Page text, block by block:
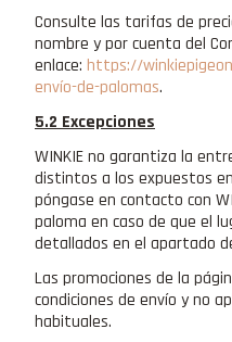
Consulte las tarifas de
nombre y por cuenta del
enlace: https://
envío-de-palomas.
5.2 Excepciones
WINKIE no garantiza la
distintos a los expuestos
póngase en contacto con
paloma en caso de que el
detallados en el apartado
Las promociones de la
condiciones de envío y no
habituales.